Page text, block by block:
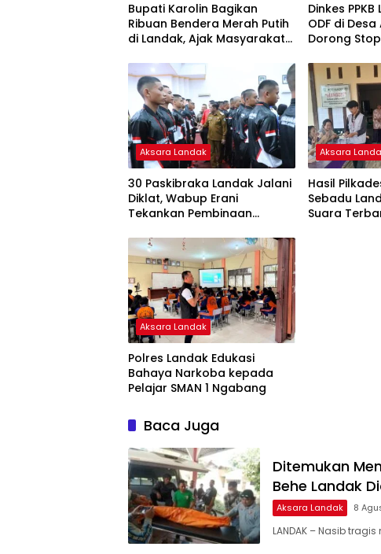
Bupati Karolin Bagikan
Ribuan Bendera Merah Putih
di Landak, Ajak Masyarakat
Dinkes
ODF di
Dorong Stop
Aksara Landak
30 Paskibraka Landak Jalani
Diklat, Wabup Erani
Tekankan Pembinaan
Kekerasan
Aksara
Hasil
Sebadu
Suara
Aksara Landak
Polres Landak Edukasi
Bahaya Narkoba kepada
Pelajar SMAN 1 Ngabang
Baca Juga
Ditemukan
Behe Landak
Aksara Landak 8
LANDAK – Nasib